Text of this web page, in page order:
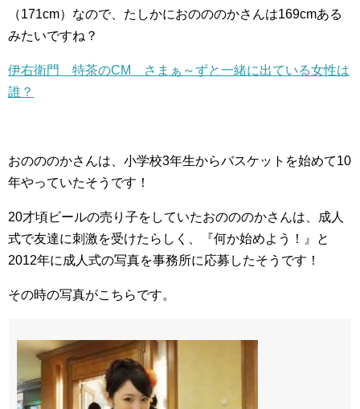
（171cm）なので、たしかにおのののかさんは169cmある
みたいですね？
伊右衛門 特茶のCM さまぁ～ずと一緒に出ている女性は
誰？
おのののかさんは、小学校3年生からバスケットを始めて10
年やっていたそうです！
20才頃ビールの売り子をしていたおのののかさんは、成人
式で友達に刺激を受けたらしく、『何か始めよう！』と
2012年に成人式の写真を事務所に応募したそうです！
その時の写真がこちらです。